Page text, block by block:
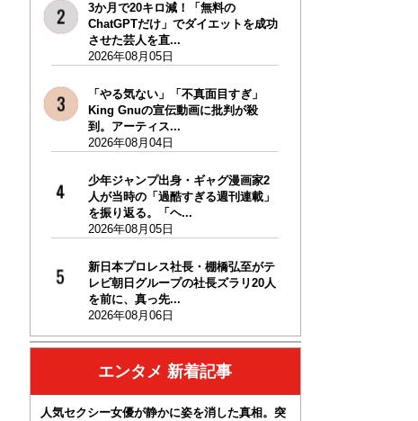
3か月で20キロ減！「無料の
ChatGPTだけ」でダイエットを成功
させた芸人を直...
2026年08月05日
「やる気ない」「不真面目すぎ」
King Gnuの宣伝動画に批判が殺
到。アーティス...
2026年08月04日
少年ジャンプ出身・ギャグ漫画家2
人が当時の「過酷すぎる週刊連載」
を振り返る。「ヘ...
2026年08月05日
新日本プロレス社長・棚橋弘至がテ
レビ朝日グループの社長ズラリ20人
を前に、真っ先...
2026年08月06日
エンタメ 新着記事
人気セクシー女優が静かに姿を消した真相。突